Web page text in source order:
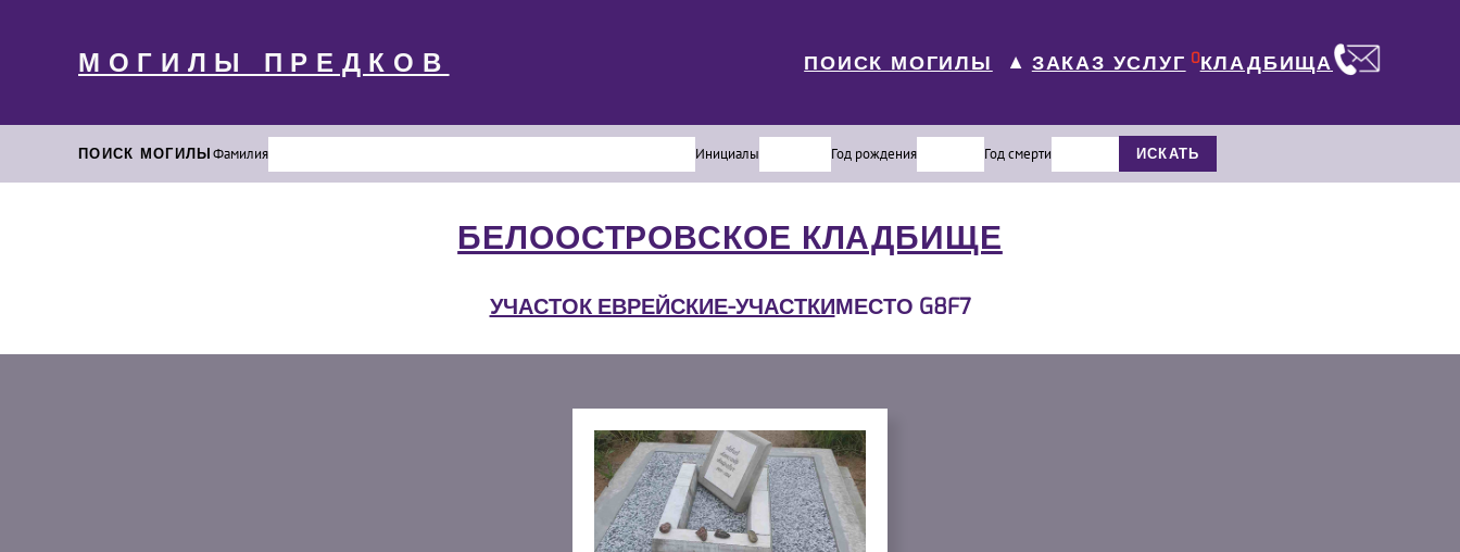
МОГИЛЫ ПРЕДКОВ ПОИСК МОГИЛЫ ▼ ЗАКАЗ УСЛУГ 0КЛАДБИЩА
ПОИСК МОГИЛЫФамилия Инициалы Год рождения Год смерти ИСКАТЬ
БЕЛООСТРОВСКОЕ КЛАДБИЩЕ
УЧАСТОК ЕВРЕЙСКИЕ-УЧАСТКИМЕСТО G8F7